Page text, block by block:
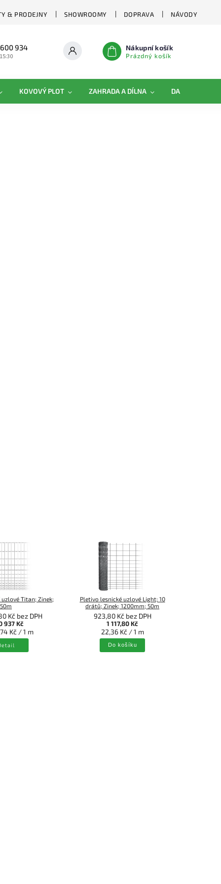
& PRODEJNY SHOWROOMY DOPRAVA NÁVODY
934 Nákupní košík
Prázdný košík
KOVOVÝ PLOT ZAHRADA A DÍLNA DAMIPLAST®
Titan; Zinek;
50m
Kč bez DPH
937 Kč
Kč / 1 m
Pletivo lesnické uzlové Light; 10
drátů; Zinek; 1200mm; 50m
923,80 Kč bez DPH
1 117,80 Kč
22,36 Kč / 1 m
Do košíku